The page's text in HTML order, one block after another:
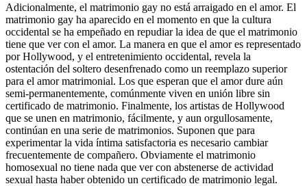
Adicionalmente, el matrimonio gay no está arraigado en el amor. El
matrimonio gay ha aparecido en el momento en que la cultura
occidental se ha empeñado en repudiar la idea de que el matrimonio
tiene que ver con el amor. La manera en que el amor es representado
por Hollywood, y el entretenimiento occidental, revela la
ostentación del soltero desenfrenado como un reemplazo superior
para el amor matrimonial. Los que esperan que el amor dure aún
semi-permanentemente, comúnmente viven en unión libre sin
certificado de matrimonio. Finalmente, los artistas de Hollywood
que se unen en matrimonio, fácilmente, y aun orgullosamente,
continúan en una serie de matrimonios. Suponen que para
experimentar la vida íntima satisfactoria es necesario cambiar
frecuentemente de compañero. Obviamente el matrimonio
homosexual no tiene nada que ver con abstenerse de actividad
sexual hasta haber obtenido un certificado de matrimonio legal.